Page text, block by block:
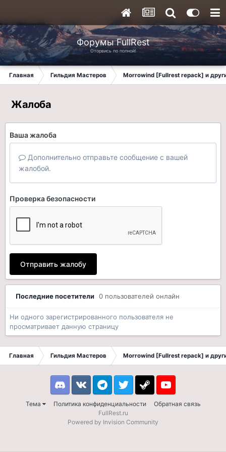
Форумы FullRest
Оторвись по полной!
Главная Гильдия Мастеров Morrowind [Fullrest repack] и
Жалоба
Ваша жалоба
Дополнительно отправьте сообщение с вашей
жалобой.
Проверка безопасности
Отправить жалобу
Последние посетители 0 пользователей онлайн
Ни одного зарегистрированного пользователя не
просматривает данную страницу
Главная Гильдия Мастеров Morrowind [Fullrest repack] и
Тема Политика конфиденциальности Обратная связь
DiscordVK TelegramTwitter Steam Youtube
FullRest.ru
Powered by Invision Community